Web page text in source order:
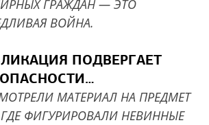
ГРАЖДАН — ЭТО
ВОЙНА.
ПОДВЕРГАЕТ
МАТЕРИАЛ НА ПРЕДМЕТ
ФИГУРИРОВАЛИ НЕВИННЫЕ